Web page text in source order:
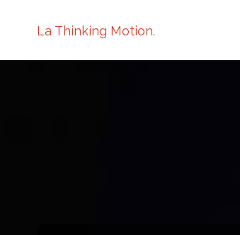
La Thinking Motion.